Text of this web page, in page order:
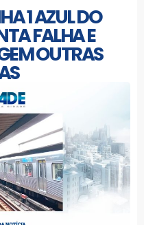
1 AZUL DO
FALHA E
OUTRAS